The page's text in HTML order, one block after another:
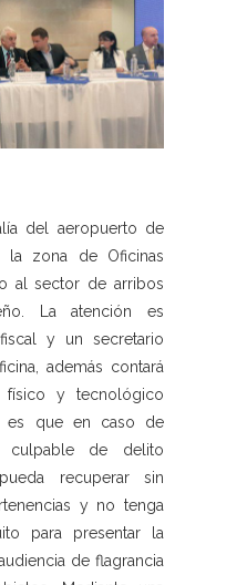
del aeropuerto de
la zona de Oficinas
al sector de arribos
La atención es
y un secretario
además contará
físico y tecnológico
es que en caso de
culpable de delito
recuperar sin
y no tenga
para presentar la
de flagrancia